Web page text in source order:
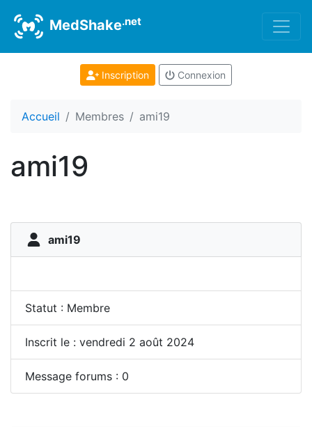
MedShake.net
Inscription Connexion
Accueil Membres ami19
ami19
ami19
Statut : Membre
Inscrit le : vendredi 2 août 2024
Message forums : 0